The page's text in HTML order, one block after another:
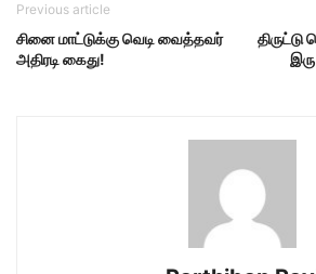
Previous article
சினை மாட்டுக்கு வெடி வைத்தவர்
அதிரடி கைது!